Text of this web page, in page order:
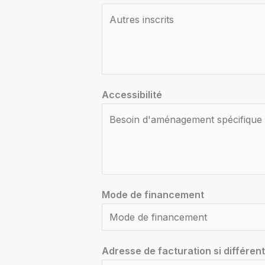
Accessibilité
Mode de financement
Adresse de facturation si